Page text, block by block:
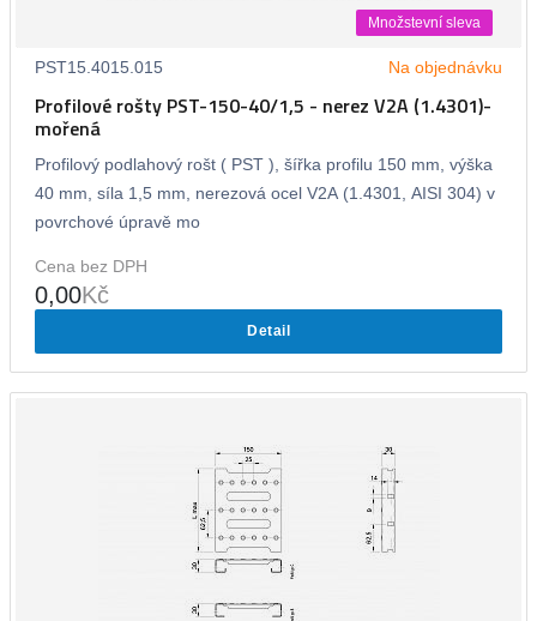
Množstevní sleva
PST15.4015.015 Na objednávku
Profilové rošty PST-150-40/1,5 - nerez V2A (1.4301)-
mořená
Profilový podlahový rošt ( PST ), šířka profilu 150 mm, výška
40 mm, síla 1,5 mm, nerezová ocel V2A (1.4301, AISI 304) v
povrchové úpravě mo
Cena bez DPH
0,00Kč
Detail